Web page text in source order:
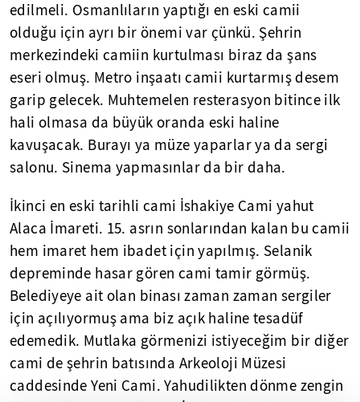
edilmeli. Osmanlıların yaptığı en eski camii
olduğu için ayrı bir önemi var çünkü. Şehrin
merkezindeki camiin kurtulması biraz da şans
eseri olmuş. Metro inşaatı camii kurtarmış desem
garip gelecek. Muhtemelen resterasyon bitince ilk
hali olmasa da büyük oranda eski haline
kavuşacak. Burayı ya müze yaparlar ya da sergi
salonu. Sinema yapmasınlar da bir daha.
İkinci en eski tarihli cami İshakiye Cami yahut
Alaca İmareti. 15. asrın sonlarından kalan bu camii
hem imaret hem ibadet için yapılmış. Selanik
depreminde hasar gören cami tamir görmüş.
Belediyeye ait olan binası zaman zaman sergiler
için açılıyormuş ama biz açık haline tesadüf
edemedik. Mutlaka görmenizi istiyeceğim bir diğer
cami de şehrin batısında Arkeoloji Müzesi
caddesinde Yeni Cami. Yahudilikten dönme zengin